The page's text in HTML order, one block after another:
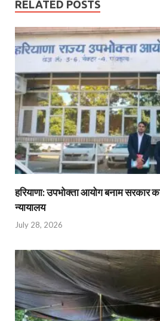
RELATED POSTS
हरियाणा: उपभोक्ता आयोग बनाम सरकार
न्यायालय
July 28, 2026